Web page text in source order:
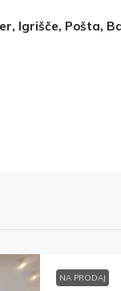
Igrišče, Pošta,
NA PRODAJ